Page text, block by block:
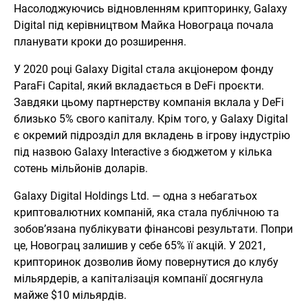
Насолоджуючись відновленням крипторинку, Galaxy
Digital під керівництвом Майка Новограца почала
планувати кроки до розширення.
У 2020 році Galaxy Digital стала акціонером фонду
ParaFi Capital, який вкладається в DeFi проєкти.
Завдяки цьому партнерству компанія вклала у DeFi
близько 5% свого капіталу. Крім того, у Galaxy Digital
є окремий підрозділ для вкладень в ігрову індустрію
під назвою Galaxy Interactive з бюджетом у кілька
сотень мільйонів доларів.
Galaxy Digital Holdings Ltd. — одна з небагатьох
криптовалютних компаній, яка стала публічною та
зобов’язана публікувати фінансові результати. Попри
це, Новограц залишив у себе 65% її акцій. У 2021,
крипторинок дозволив йому повернутися до клубу
мільярдерів, а капіталізація компанії досягнула
майже $10 мільярдів.